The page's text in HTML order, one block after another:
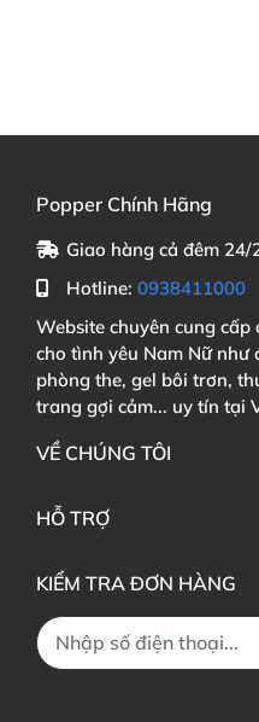
Popper Chính Hãng
Giao hàng cả đêm 24/
Hotline: 0938411000
Website chuyên cung cấp
cho tình yêu Nam Nữ như
phòng the, gel bôi trơn,
trang gợi cảm... uy tín tại
VỀ CHÚNG TÔI
HỖ TRỢ
KIỂM TRA ĐƠN HÀNG